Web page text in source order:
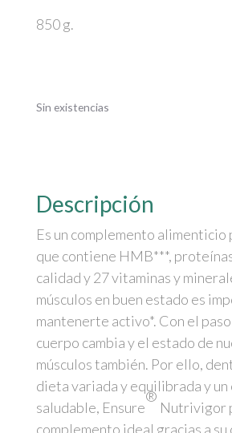
850 g.
Sin existencias
Descripción
Es un complemento alimenticio
que contiene HMB***,
calidad y 27 vitaminas y
músculos en buen estado es
mantenerte activo*. Con el
cuerpo cambia y el estado de
músculos también. Por ello,
dieta variada y equilibrada y
saludable, Ensure
®
Nutrivigor
complemento ideal gracias a